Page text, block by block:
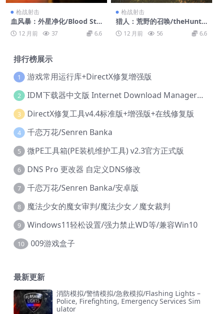
枪战射击
血风暴：外星净化/Blood Sto
rm: Alien Purge
12 月前 37 6.6
枪战射击
猎人：荒野的召唤/theHunte
r: Call of the Wild
12 月前 56 6.6
排行榜展示
1 游戏常用运行库+DirectX修复增强版
2 IDM下载器中文版 Internet Download Manager v6.42.36 IDM
3 DirectX修复工具v4.4标准版+增强版+在线修复版
4 千恋万花/Senren Banka
5 微PE工具箱(PE装机维护工具) v2.3官方正式版
6 DNS Pro 更改器 自定义DNS修改
7 千恋万花/Senren Banka/安卓版
8 魔法少女的魔女审判/魔法少女ノ魔女裁判
9 Windows11轻松设置/强力禁止WD等/兼容Win10
10 009游戏盒子
最新更新
消防模拟/警情模拟/急救模拟/Flashing Lights –
Police, Firefighting, Emergency Services Sim
ulator